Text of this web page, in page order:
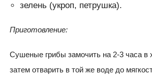
зелень (укроп, петрушка).
Приготовление:
Сушеные грибы замочить на 2-3 часа в
затем отварить в той же воде до